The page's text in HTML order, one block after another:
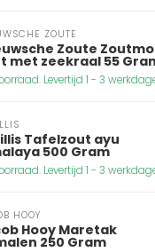
ZOUTE
Zoute
met zeekraal 55
Levertijd 1 - 3
Tafelzout ayu
500 Gram
Levertijd 1 - 3
HOOY
Hooy Maretak
250 Gram